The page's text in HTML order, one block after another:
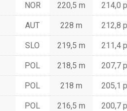
NOR 220,5 m 214,0
AUT 228 m 212,8
SLO 219,5 m 211,4
POL 218,5 m 207,7
POL 218 m 205,1
POL 216,5 m 200,7